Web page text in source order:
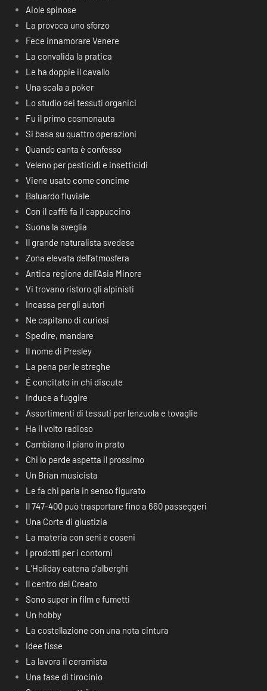
Aiole spinose
La provoca uno sforzo
Fece innamorare Venere
La convalida la pratica
Le ha doppie il cavallo
Una scala a poker
Lo studio dei tessuti organici
Fu il primo cosmonauta
Si basa su quattro operazioni
Quando canta è confesso
Veleno per pesticidi e insetticidi
Viene usato come concime
Baluardo fluviale
Con il caffè fa il cappuccino
Suona la sveglia
Il grande naturalista svedese
Zona elevata dell’atmosfera
Antica regione dell’Asia Minore
Vi trovano ristoro gli alpinisti
Incassa per gli autori
Ne capitano di curiosi
Spedire, mandare
Il nome di Presley
La pena per le streghe
É concitato in chi discute
Induce a fuggire
Assortimenti di tessuti per lenzuola e tovaglie
Ha il volto radioso
Cambiano il piano in prato
Chi lo perde aspetta il prossimo
Un Brian musicista
Le fa chi parla in senso figurato
Il 747-400 può trasportare fino a 660 passeggeri
Una Corte di giustizia
La materia con seni e coseni
I prodotti per i contorni
L’Holiday catena d’alberghi
Il centro del Creato
Sono super in film e fumetti
Un hobby
La costellazione con una nota cintura
Idee fisse
La lavora il ceramista
Una fase di tirocinio